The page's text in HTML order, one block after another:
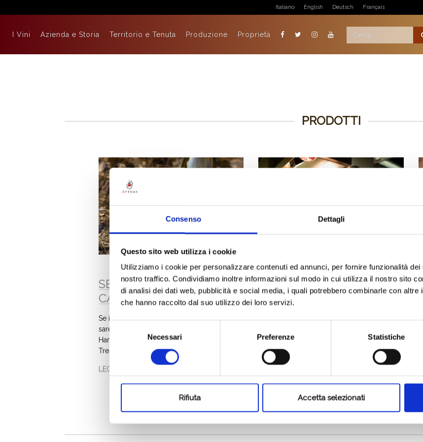
Consenso Dettagli
Questo sito web utilizza i cookie
Utilizziamo i cookie per personalizzare contenuti ed annunci, per fornire funzionalità
nostro traffico. Condividiamo inoltre informazioni sul modo in cui utilizza il nostro sito
di analisi dei dati web, pubblicità e social media, i quali potrebbero combinarle con altre
che hanno raccolto dal suo utilizzo dei loro servizi.
del
Necessari Preferenze Statistiche
Rifiuta Accetta selezionati
Italiano English Deutsch Français
I Vini Azienda e Storia Territorio e Tenuta Produzione Proprietà
PRODOTTI
SE IL TREBES FOSSE UNA
CANZONE…
Se il nostro Trebes fosse una canzone,
sarebbe “Diamonds on the Inside” di Ben
Harper. Come il titolo della canzone, anche il
Trebes di Attems e l
LEGGI
Capriva del Friuli | 24/07/2019
IL SAUVIGNON DI
CLASSICO…
Se il Sauvignon di Attems fosse una canzone,
sarebbe Beautiful War dei Kings of Leon. Una
band nata a Nashville, nel Tennessee, con
radici Southern ro
LEGGI